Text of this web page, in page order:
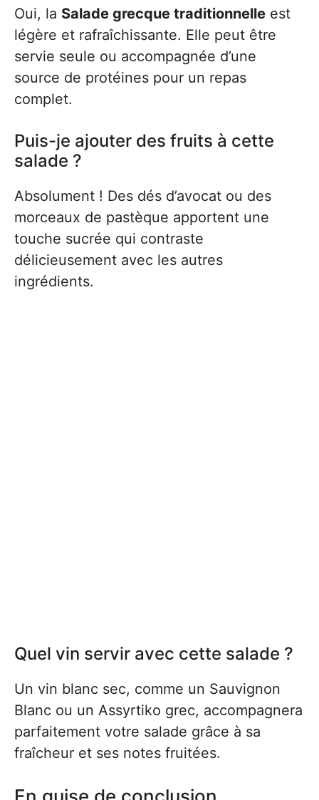
Oui, la Salade grecque traditionnelle est
légère et rafraîchissante. Elle peut être
servie seule ou accompagnée d’une
source de protéines pour un repas
complet.
Puis-je ajouter des fruits à cette
salade ?
Absolument ! Des dés d’avocat ou des
morceaux de pastèque apportent une
touche sucrée qui contraste
délicieusement avec les autres
ingrédients.
Quel vin servir avec cette salade ?
Un vin blanc sec, comme un Sauvignon
Blanc ou un Assyrtiko grec, accompagnera
parfaitement votre salade grâce à sa
fraîcheur et ses notes fruitées.